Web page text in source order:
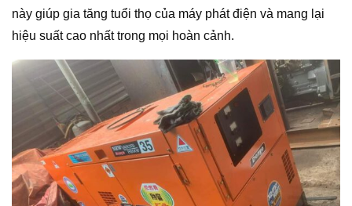
này giúp gia tăng tuổi thọ của máy phát điện và mang lại
hiệu suất cao nhất trong mọi hoàn cảnh.